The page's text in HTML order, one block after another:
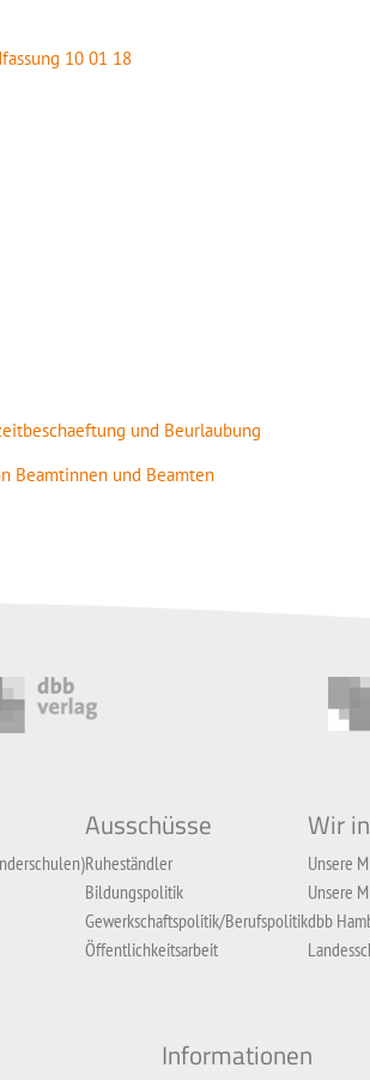
10 01 18
und Beurlaubung
Beamtinnen und Beamten
Ausschüsse
Ruheständler
Bildungspolitik
Gewerkschaftspolitik/Berufspolitik
Öffentlichkeitsarbeit
Wir
Unsere
Unsere
dbb
Informationen